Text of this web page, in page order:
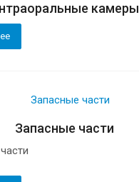
камеры
Запасные части